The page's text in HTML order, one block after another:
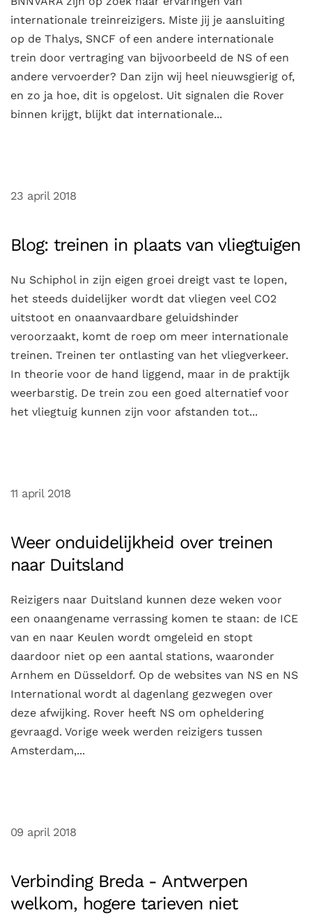
internationale treinreizigers. Miste jij je aansluiting
op de Thalys, SNCF of een andere internationale
trein door vertraging van bijvoorbeeld de NS of een
andere vervoerder? Dan zijn wij heel nieuwsgierig of,
en zo ja hoe, dit is opgelost. Uit signalen die Rover
binnen krijgt, blijkt dat internationale...
23 april 2018
Blog: treinen in plaats van vliegtuigen
Nu Schiphol in zijn eigen groei dreigt vast te lopen,
het steeds duidelijker wordt dat vliegen veel CO2
uitstoot en onaanvaardbare geluidshinder
veroorzaakt, komt de roep om meer internationale
treinen. Treinen ter ontlasting van het vliegverkeer.
In theorie voor de hand liggend, maar in de praktijk
weerbarstig. De trein zou een goed alternatief voor
het vliegtuig kunnen zijn voor afstanden tot...
11 april 2018
Weer onduidelijkheid over treinen
naar Duitsland
Reizigers naar Duitsland kunnen deze weken voor
een onaangename verrassing komen te staan: de ICE
van en naar Keulen wordt omgeleid en stopt
daardoor niet op een aantal stations, waaronder
Arnhem en Düsseldorf. Op de websites van NS en NS
International wordt al dagenlang gezwegen over
deze afwijking. Rover heeft NS om opheldering
gevraagd. Vorige week werden reizigers tussen
Amsterdam,...
09 april 2018
Verbinding Breda - Antwerpen
welkom, hogere tarieven niet